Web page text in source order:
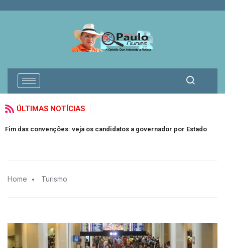
ÚLTIMAS NOTÍCIAS
Fim das convenções: veja os candidatos a governador por Estado
Home Turismo